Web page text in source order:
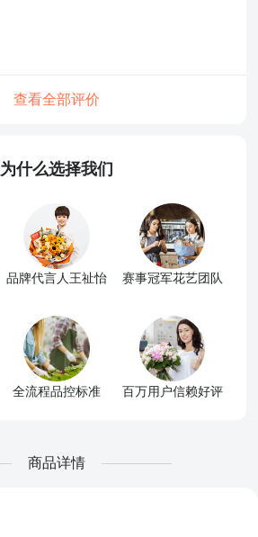
查看全部评价
为什么选择我们
品牌代言人王祉怡 赛事冠军花艺团队
全流程品控标准 百万用户信赖好评
商品详情